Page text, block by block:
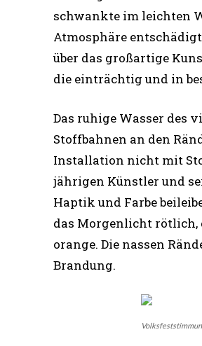
schwankte im leichten
Atmosphäre
über das großartige
die einträchtig und in
Das ruhige Wasser des
Stoffbahnen an den
Installation nicht mit
jährigen Künstler und
Haptik und Farbe
das Morgenlicht rötlich,
orange. Die nassen
Brandung.